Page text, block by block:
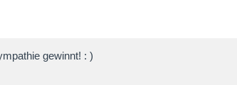
gewinnt! : )